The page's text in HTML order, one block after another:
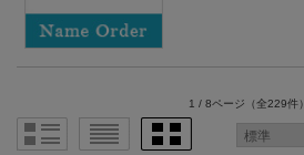
1 / 8ページ （全229件）